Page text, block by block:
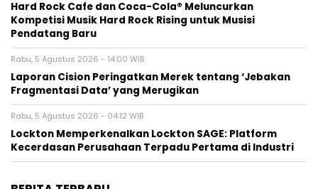
Hard Rock Cafe dan Coca-Cola® Meluncurkan
Kompetisi Musik Hard Rock Rising untuk Musisi
Pendatang Baru
Rabu, 5 Agustus 2026 - 14:00 WIB
Laporan Cision Peringatkan Merek tentang ‘Jebakan
Fragmentasi Data’ yang Merugikan
Rabu, 5 Agustus 2026 - 04:12 WIB
Lockton Memperkenalkan Lockton SAGE: Platform
Kecerdasan Perusahaan Terpadu Pertama di Industri